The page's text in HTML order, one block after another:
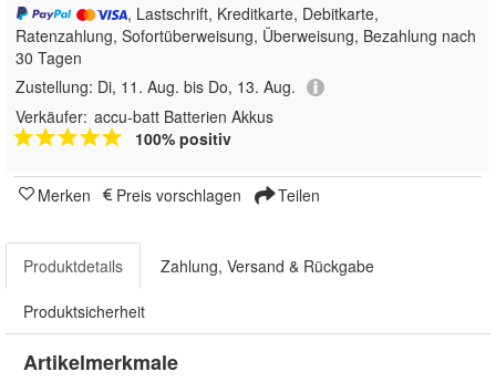
, Lastschrift, Kreditkarte, Debitkarte,
Ratenzahlung, Sofortüberweisung, Überweisung, Bezahlung nach
30 Tagen
Zustellung: Di, 11. Aug. bis Do, 13. Aug.
Verkäufer: accu-batt Batterien Akkus
100% positiv
Merken Preis vorschlagen Teilen
Produktdetails Zahlung, Versand & Rückgabe
Produktsicherheit
Artikelmerkmale